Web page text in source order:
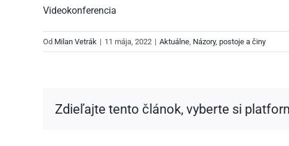
Videokonferencia
Od Milan Vetrák | 11 mája, 2022 | Aktuálne Názory, postoje a činy
Zdieľajte tento článok, vyberte si